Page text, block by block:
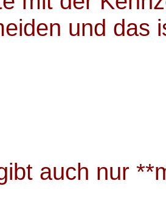
und das
auch nur